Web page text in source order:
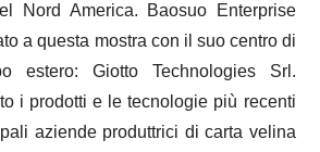
Nord America. Baosuo Enterprise
a questa mostra con il suo centro di
estero: Giotto Technologies Srl.
i prodotti e le tecnologie più recenti
aziende produttrici di carta velina